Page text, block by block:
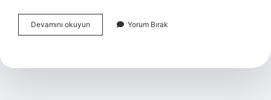
Devamını okuyun
Sanatlar
Puanı
Yorum Bırak